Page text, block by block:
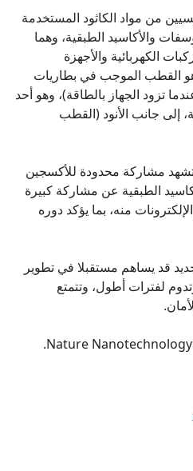
من مواد الكاثود المستخدمة
والأكاسيد الطبقية، وهما
الكهربائية والأجهزة
هو القطب الموجب في بطاريات
تزود الجهاز بالطاقة)، وهو أحد
إلى جانب الأنود (القطب
مشاركة محدودة للأكسجين
الطبقية عن مشاركة كبيرة
منه، بما يؤكد دوره
قد يساهم مستقبلا في تطوير
لفترات أطول، وتتمتع